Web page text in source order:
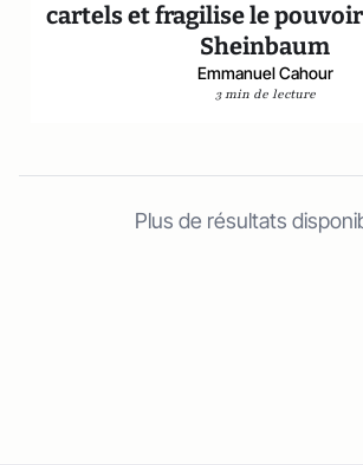
cartels et fragilise le
Sheinbaum
Emmanuel Cahour
3 min de lecture
Plus de résultats